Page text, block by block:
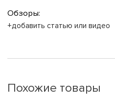
Обзоры:
+добавить статью или видео
Похожие товары